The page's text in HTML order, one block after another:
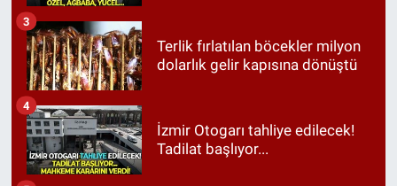
Terlik fırlatılan böcekler milyon
dolarlık gelir kapısına dönüştü
3
İzmir Otogarı tahliye edilecek!
Tadilat başlıyor...
4